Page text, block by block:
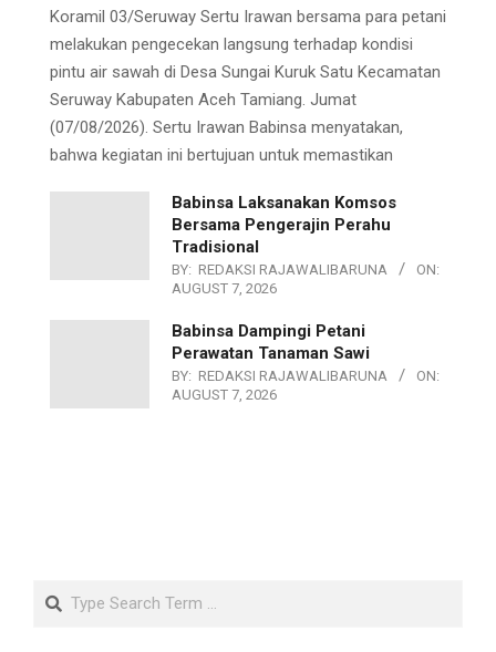
Koramil 03/Seruway Sertu Irawan bersama para petani
melakukan pengecekan langsung terhadap kondisi
pintu air sawah di Desa Sungai Kuruk Satu Kecamatan
Seruway Kabupaten Aceh Tamiang. Jumat
(07/08/2026). Sertu Irawan Babinsa menyatakan,
bahwa kegiatan ini bertujuan untuk memastikan
Babinsa Laksanakan Komsos
Bersama Pengerajin Perahu
Tradisional
BY: REDAKSI RAJAWALIBARUNA
ON:
AUGUST 7, 2026
Babinsa Dampingi Petani
Perawatan Tanaman Sawi
BY: REDAKSI RAJAWALIBARUNA
ON:
AUGUST 7, 2026
Search